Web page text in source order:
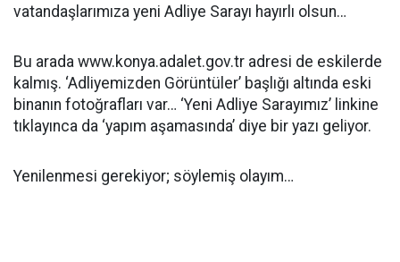
vatandaşlarımıza yeni Adliye Sarayı hayırlı olsun…
Bu arada www.konya.adalet.gov.tr adresi de eskilerde
kalmış. ‘Adliyemizden Görüntüler’ başlığı altında eski
binanın fotoğrafları var… ‘Yeni Adliye Sarayımız’ linkine
tıklayınca da ‘yapım aşamasında’ diye bir yazı geliyor.
Yenilenmesi gerekiyor; söylemiş olayım…